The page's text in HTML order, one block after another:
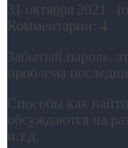
31 октября 2021
Комментарии: 4
Забытый пароль,
проблема
Способы как
обсуждаются на
и.т.д.